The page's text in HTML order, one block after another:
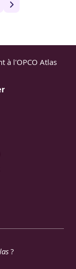
à l'OPCO Atlas
?